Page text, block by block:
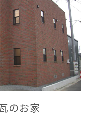
のお家